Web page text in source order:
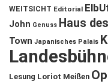
WEITSICHT Editorial
John Genuss Haus
Town Japanisches Palais
Lesung Loriot Meißen